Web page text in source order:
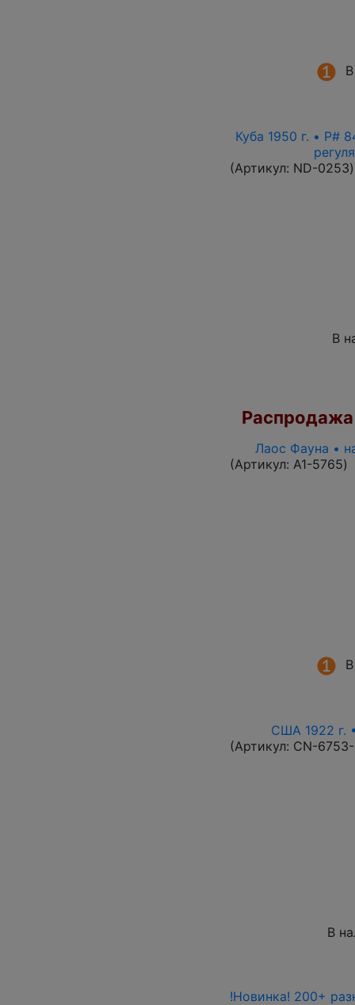
Куба 1950 г. • P#
(Артикул: ND-0253)
В
Распродажа
Лаос Фауна •
(Артикул: A1-5765)
США 1922 г.
(Артикул: CN-
В
!Новинка! 200+